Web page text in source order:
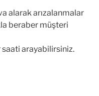
alarak arızalanmalar
beraber müşteri
saati arayabilirsiniz.